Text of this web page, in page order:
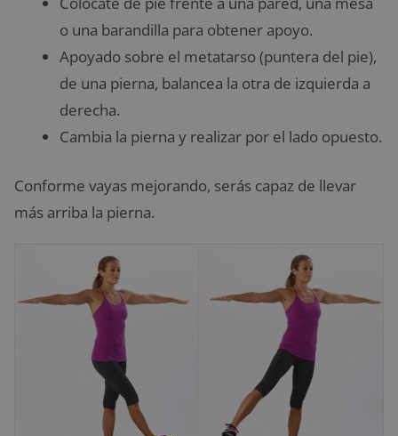
o una barandilla para obtener apoyo.
Apoyado sobre el metatarso (puntera del pie),
de una pierna, balancea la otra de izquierda a
derecha.
Cambia la pierna y realizar por el lado opuesto.
Conforme vayas mejorando, serás capaz de llevar
más arriba la pierna.